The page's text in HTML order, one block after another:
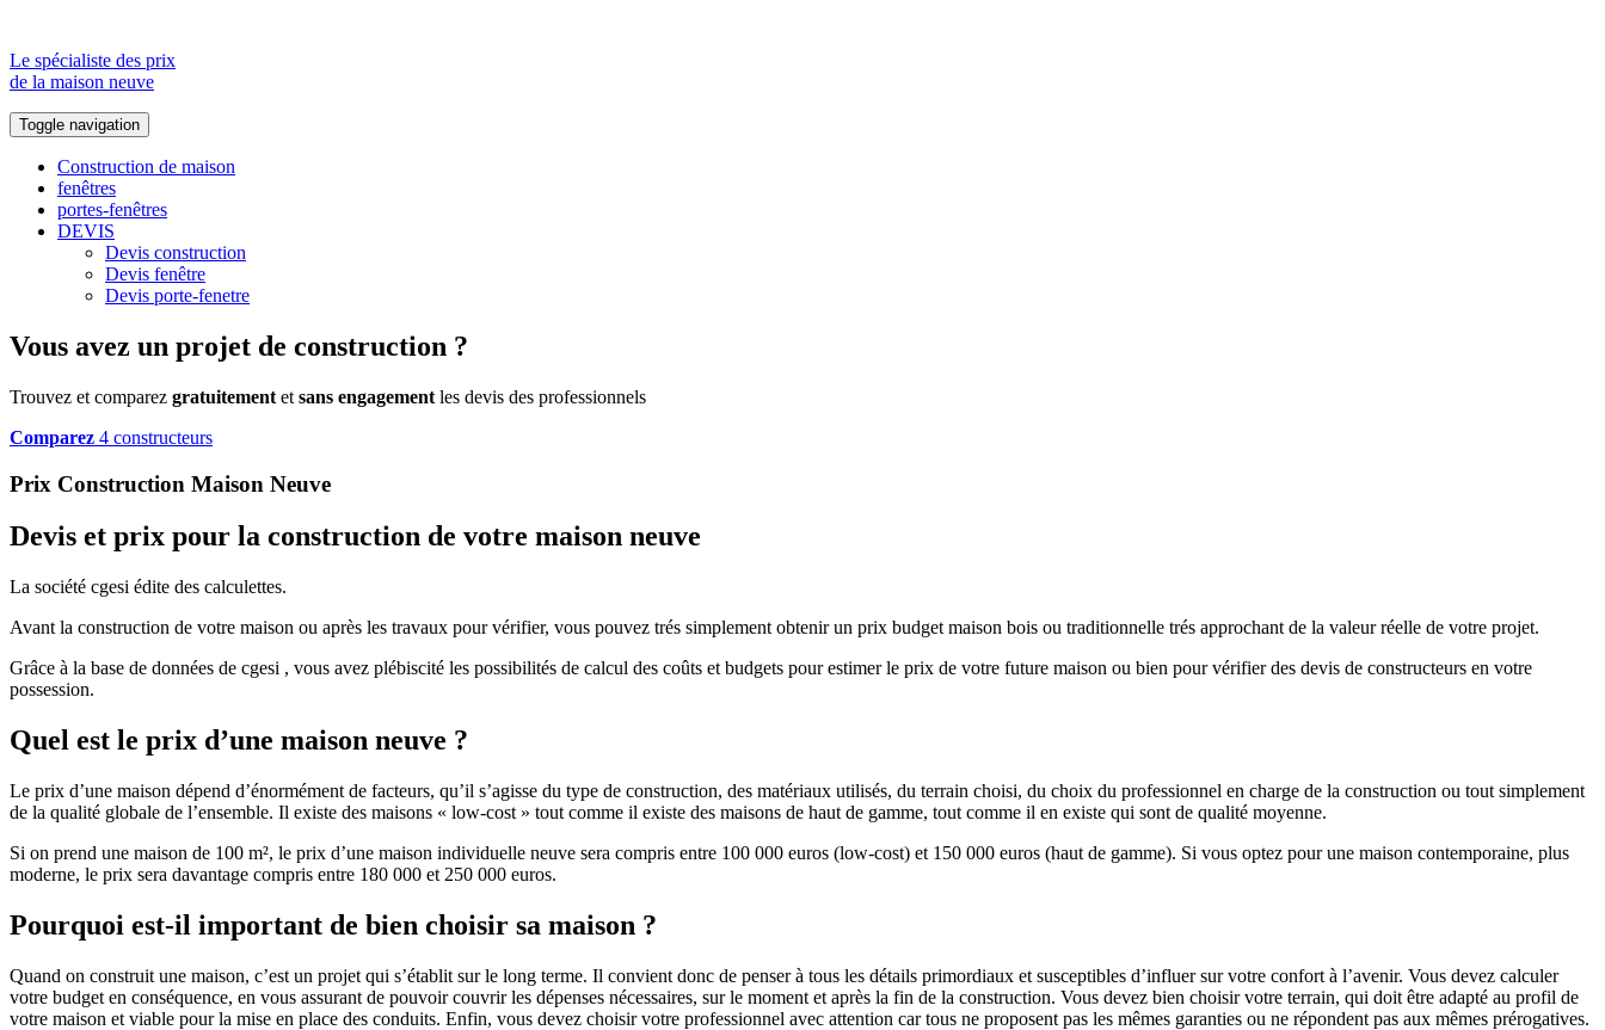
Le spécialiste des prix
de la maison neuve
Toggle navigation
Construction de maison
fenêtres
portes-fenêtres
DEVIS
Devis construction
Devis fenêtre
Devis porte-fenetre
Vous avez un projet de construction ?
Trouvez et comparez gratuitement et sans engagement les devis des professionnels
Comparez 4 constructeurs
Prix Construction Maison Neuve
Devis et prix pour la construction de votre maison neuve
La société cgesi édite des calculettes.
Avant la construction de votre maison ou après les travaux pour vérifier, vous pouvez trés simplement obtenir un prix budget maison bois ou traditionnelle trés approchant de la valeur réelle de votre projet.
Grâce à la base de données de cgesi , vous avez plébiscité les possibilités de calcul des coûts et budgets pour estimer le prix de votre future maison ou bien pour vérifier des devis de constructeurs en votre
possession.
Quel est le prix d’une maison neuve ?
Le prix d’une maison dépend d’énormément de facteurs, qu’il s’agisse du type de construction, des matériaux utilisés, du terrain choisi, du choix du professionnel en charge de la construction ou tout simplement
de la qualité globale de l’ensemble. Il existe des maisons « low-cost » tout comme il existe des maisons de haut de gamme, tout comme il en existe qui sont de qualité moyenne.
Si on prend une maison de 100 m², le prix d’une maison individuelle neuve sera compris entre 100 000 euros (low-cost) et 150 000 euros (haut de gamme). Si vous optez pour une maison contemporaine, plus
moderne, le prix sera davantage compris entre 180 000 et 250 000 euros.
Pourquoi est-il important de bien choisir sa maison ?
Quand on construit une maison, c’est un projet qui s’établit sur le long terme. Il convient donc de penser à tous les détails primordiaux et susceptibles d’influer sur votre confort à l’avenir. Vous devez calculer
votre budget en conséquence, en vous assurant de pouvoir couvrir les dépenses nécessaires, sur le moment et après la fin de la construction. Vous devez bien choisir votre terrain, qui doit être adapté au profil de
votre maison et viable pour la mise en place des conduits. Enfin, vous devez choisir votre professionnel avec attention car tous ne proposent pas les mêmes garanties ou ne répondent pas aux mêmes prérogatives.